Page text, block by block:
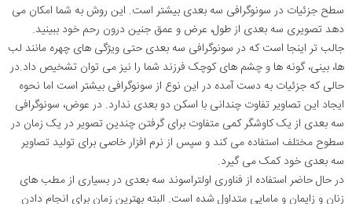
سطح جزئیات در سونوگرافی سه بعدی بیشتر است. این روش به شما امکان می
دهد تصویری سه بعدی از طول، عرض و عمق جنین درون رحم خود ببینید.
جالب تر اینجا است که در سونوگرافی سه بعدی حتی ویژگی های چهره مانند لب
ها، بینی، گونه ها و چشم های کوچک فرزند شما را نیز می توان تشخیص داد.در
حالی که جزئیات به دست آمده در این نوع از سونوگرافی بیشتر است اما نحوه
ایجاد این تصاویر تفاوت چندانی با اسکن دو بعدی ندارد. در عوض، سونوگرافی
سه بعدی از یک کاوشگر کمی متفاوت برای گرفتن چندین تصویر در یک زمان در
سطوح مختلف استفاده می کند و سپس از نرم افزار خاصی برای تولید تصاویر
سه بعدی خود کمک می گیرد.
در حال حاضر استفاده از فناوری اولتراسوند سه بعدی در بسیاری از مطب های
زنان و زایمان و مامایی متداول شده است. البته بهترین زمان برای انجام دادن